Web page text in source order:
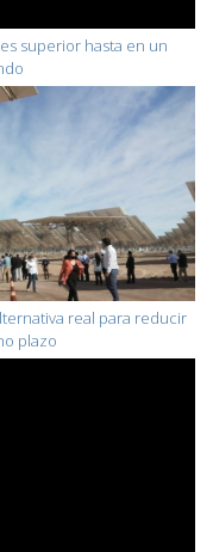
superior hasta en un
real para reducir
plazo